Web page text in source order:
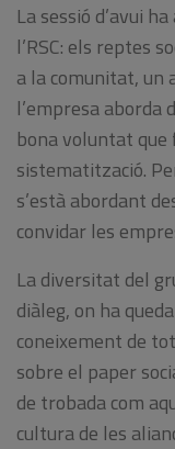
La sessió d’avui
l’RSC: els reptes
a la comunitat, un
l’empresa aborda
bona voluntat que
sistematització.
s’està abordant
convidar les
La diversitat del
diàleg, on ha
coneixement de
sobre el paper
de trobada com
cultura de les